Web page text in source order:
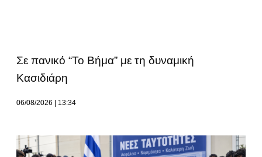
Σε πανικό “Το Βήμα” με τη δυναμική
Κασιδιάρη
06/08/2026 13:34